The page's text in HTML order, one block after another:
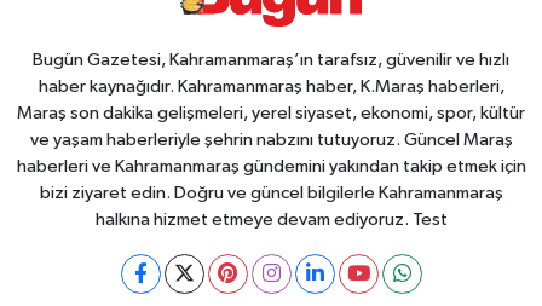
Bugün Gazetesi, Kahramanmaraş’ın tarafsız, güvenilir ve hızlı
haber kaynağıdır. Kahramanmaraş haber, K.Maraş haberleri,
Maraş son dakika gelişmeleri, yerel siyaset, ekonomi, spor, kültür
ve yaşam haberleriyle şehrin nabzını tutuyoruz. Güncel Maraş
haberleri ve Kahramanmaraş gündemini yakından takip etmek için
bizi ziyaret edin. Doğru ve güncel bilgilerle Kahramanmaraş
halkına hizmet etmeye devam ediyoruz. Test